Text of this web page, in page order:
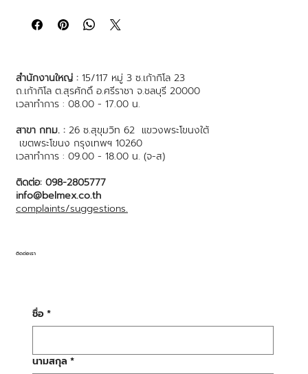
ขั้นตอนไม่ยุ่งยาก
การให้ข้อมูลเกี่ยวกับนโยบายคืนและเปลี่ยนสินค้าอย่างชัดเจนเป็นวิธี
การที่ดีเยี่ยมในการสร้างความเชื่อมั่นให้กับลูกค้าของคุณว่าสามารถซื้อ
สินค้าจากคุณได้อย่างมั่นใจ
ขนาด วัสดุ การดูแลรักษา
คุณสามารถใช้พื้นที่นี้เพื่อเน้นย้ำถึงสิ่งที่ทำให้สินค้านี้มีความพิเศษ และ
สำนักงานใหญ่ :15/117 หมู่ 3 ซ.เก้ากิโล 23
ถ.เก้ากิโล ต.สุรศักดิ์ อ.ศรีราชา จ.ชลบุรี 20000
เวลาทำการ : 08.00 - 17.00 น.
สาขา กทม. : 26 ซ.สุขุมวิท 62 แขวงพระโขนงใต้
เขตพระโขนง กรุงเทพฯ 10260
เวลาทำการ : 09.00 - 18.00 น. (จ-ส)
ติดต่อ: 098-2805777
info@belmex.co.th
complaints/suggestions.
ชื่อ*
นามสกุล *
ติดต่อเรา